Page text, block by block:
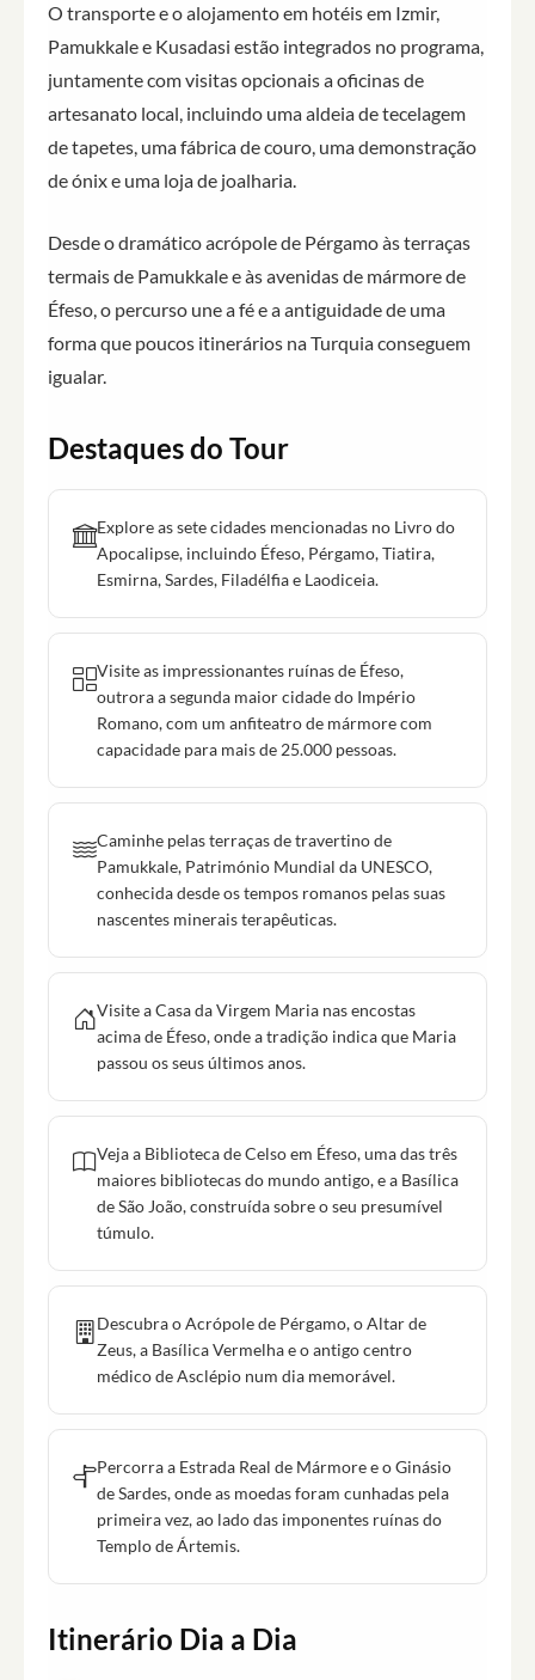
O transporte e o alojamento em hotéis em Izmir,
Pamukkale e Kusadasi estão integrados no programa,
juntamente com visitas opcionais a oficinas de
artesanato local, incluindo uma aldeia de tecelagem
de tapetes, uma fábrica de couro, uma demonstração
de ónix e uma loja de joalharia.
Desde o dramático acrópole de Pérgamo às terraças
termais de Pamukkale e às avenidas de mármore de
Éfeso, o percurso une a fé e a antiguidade de uma
forma que poucos itinerários na Turquia conseguem
igualar.
Destaques do Tour
Explore as sete cidades mencionadas no Livro do
Apocalipse, incluindo Éfeso, Pérgamo, Tiatira,
Esmirna, Sardes, Filadélfia e Laodiceia.
Visite as impressionantes ruínas de Éfeso,
outrora a segunda maior cidade do Império
Romano, com um anfiteatro de mármore com
capacidade para mais de 25.000 pessoas.
Caminhe pelas terraças de travertino de
Pamukkale, Património Mundial da UNESCO,
conhecida desde os tempos romanos pelas suas
nascentes minerais terapêuticas.
Visite a Casa da Virgem Maria nas encostas
acima de Éfeso, onde a tradição indica que Maria
passou os seus últimos anos.
Veja a Biblioteca de Celso em Éfeso, uma das três
maiores bibliotecas do mundo antigo, e a Basílica
de São João, construída sobre o seu presumível
túmulo.
Descubra o Acrópole de Pérgamo, o Altar de
Zeus, a Basílica Vermelha e o antigo centro
médico de Asclépio num dia memorável.
Percorra a Estrada Real de Mármore e o Ginásio
de Sardes, onde as moedas foram cunhadas pela
primeira vez, ao lado das imponentes ruínas do
Templo de Ártemis.
Itinerário Dia a Dia